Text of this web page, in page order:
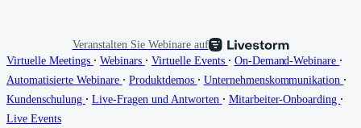
Veranstalten Sie Webinare auf
Virtuelle Meetings ∙ Webinars ∙ Virtuelle Events ∙ On-Demand-Webinare ∙
Automatisierte Webinare ∙ Produktdemos ∙ Unternehmenskommunikation ∙
Kundenschulung ∙ Live-Fragen und Antworten ∙ Mitarbeiter-Onboarding ∙
Live Events